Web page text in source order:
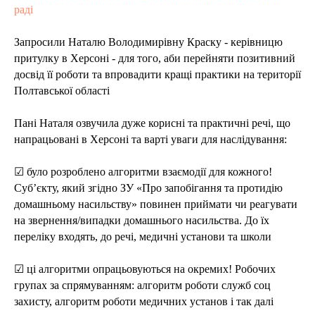
раді
Запросили Наталю Володимирівну Краску - керівницю
притулку в Херсоні - для того, аби перейняти позитивний
досвід її роботи та впровадити кращі практики на території
Полтавської області
Пані Наталя озвучила дуже корисні та практичні речі, що
напрацьовані в Херсоні та варті уваги для наслідування:
☑ було розроблено алгоритми взаємодії для кожного!
Суб’єкту, який згідно ЗУ «Про запобігання та протидію
домашньому насильству» повинен приймати чи реагувати
на звернення/випадки домашнього насильства. До їх
переліку входять, до речі, медичні установи та школи
☑ ці алгоритми опрацьовуються на окремих! Робочих
групах за спрямуванням: алгоритм роботи служб соц
захисту, алгоритм роботи медичних установ і так далі